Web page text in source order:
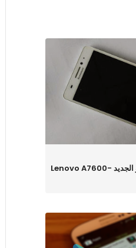
صور مسربة لهاتف لينوفو الجديد Lenovo A7600-